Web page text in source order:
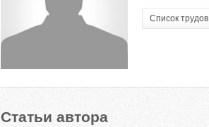
Список трудов
Статьи автора